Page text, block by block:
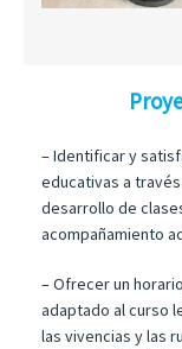
– Identificar y
educativas a
desarrollo de
acompañamiento
– Ofrecer un
adaptado al curso
las vivencias y las